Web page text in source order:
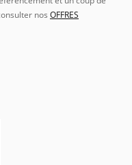
nos OFFRES